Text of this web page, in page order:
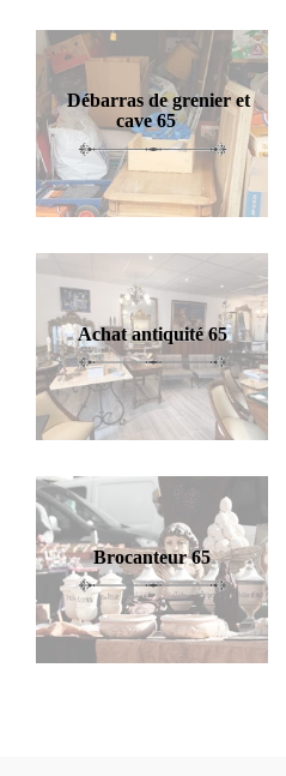
Débarras de grenier et
cave 65
Achat antiquité 65
Brocanteur 65